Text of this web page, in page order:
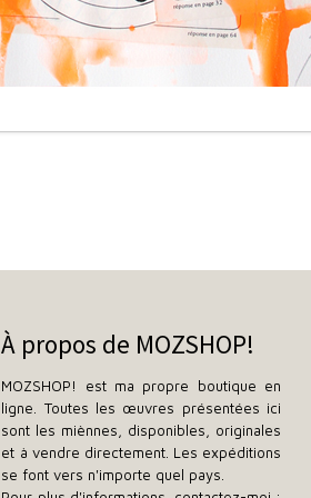
À propos de MOZSHOP!
MOZSHOP! est ma propre boutique en
ligne. Toutes les œuvres présentées ici
sont les miènnes, disponibles, originales
et à vendre directement. Les expéditions
se font vers n'importe quel pays.